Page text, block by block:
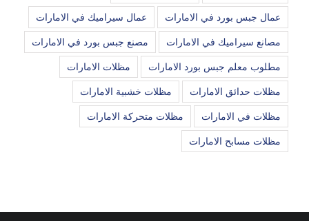
عمال جبس بورد في الامارات عمال سيراميك في الامارات
مصانع سيراميك في الامارات مصنع جبس بورد في الامارات
مطلوب معلم جبس بورد الامارات مظلات الامارات
مظلات حدائق الامارات مظلات خشبية الامارات
مظلات في الامارات مظلات متحركة الامارات
مظلات مسابح الامارات